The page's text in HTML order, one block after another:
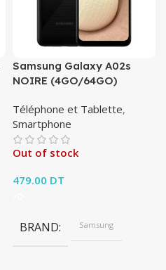
Samsung Galaxy A02s
NOIRE (4GO/64GO)
Téléphone et Tablette,
Smartphone
Out of stock
479.00 DT
BRAND Samsung